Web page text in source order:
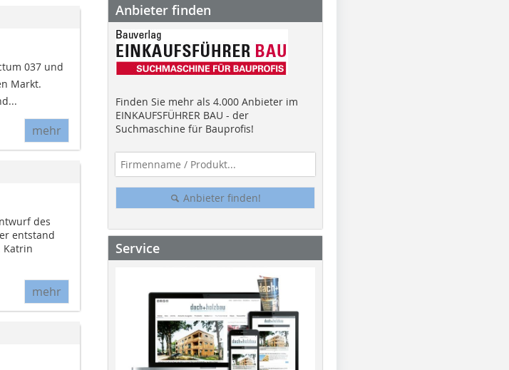
037 und
Markt.
mehr
des
entstand
Katrin
mehr
Anbieter finden
Finden Sie mehr als 4.000 Anbieter im
EINKAUFSFÜHRER BAU - der
Suchmaschine für Bauprofis!
Anbieter finden!
Service